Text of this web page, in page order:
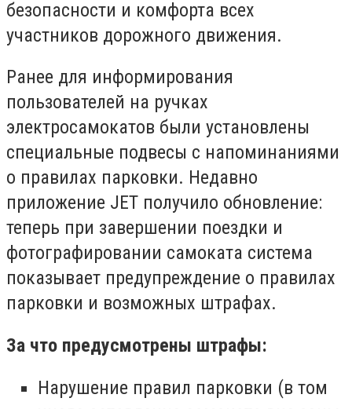
безопасности и комфорта всех
участников дорожного движения.
Ранее для информирования
пользователей на ручках
электросамокатов были установлены
специальные подвесы с напоминаниями
о правилах парковки. Недавно
приложение JET получило обновление:
теперь при завершении поездки и
фотографировании самоката система
показывает предупреждение о правилах
парковки и возможных штрафах.
За что предусмотрены штрафы:
Нарушение правил парковки (в том